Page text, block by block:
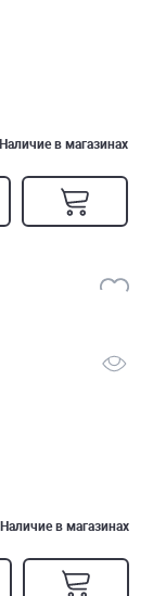
Наличие в магазинах
Наличие в магазинах